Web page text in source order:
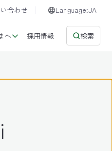
合わせ Language:JA
へ 採用情報 検索